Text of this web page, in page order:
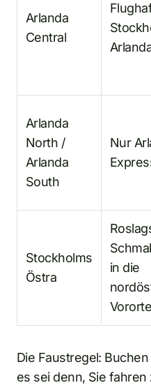
Arlanda
Central
Arlanda
North /
Arlanda
South
Nur
Stockholms
Östra
in die
Vororte
Die Faustregel:
es sei denn, Sie